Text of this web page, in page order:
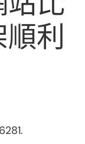
利